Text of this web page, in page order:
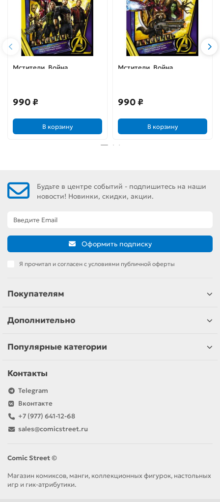
Мстители. Война
990 ₽
В корзину
Мстители. Война
990 ₽
В корзину
Будьте в центре событий - подпишитесь на наши
новости! Новинки, скидки, акции.
Оформить подписку
Я прочитал и согласен с условиями публичной оферты
Покупателям
Дополнительно
Популярные категории
Контакты
Telegram
Вконтакте
+7 (977) 641-12-68
sales@comicstreet.ru
Comic Street ©
Магазин комиксов, манги, коллекционных фигурок, настольных
игр и гик-атрибутики.